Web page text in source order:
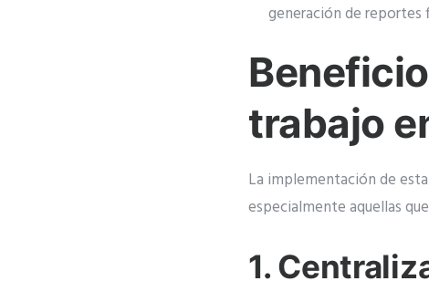
generación de reportes
trabajo
La implementación de
especialmente aquellas
1.